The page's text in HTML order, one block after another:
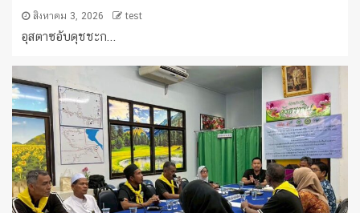
สิงหาคม 3, 2026 test
อุสตาซอับดุชชะก...